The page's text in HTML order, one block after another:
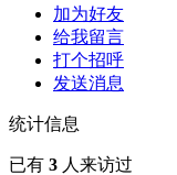
加为好友
给我留言
打个招呼
发送消息
统计信息
已有 3 人来访过